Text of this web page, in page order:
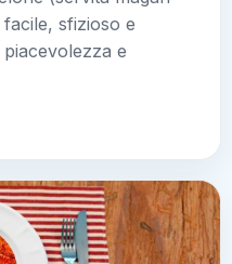
sfizioso e
e